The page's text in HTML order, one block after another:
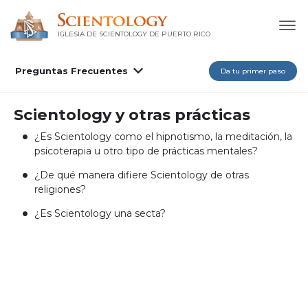
IGLESIA DE SCIENTOLOGY DE PUERTO RICO
Preguntas Frecuentes Da tu primer paso
Scientology y otras prácticas
¿Es Scientology como el hipnotismo, la meditación, la
psicoterapia u otro tipo de prácticas mentales?
¿De qué manera difiere Scientology de otras
religiones?
¿Es Scientology una secta?